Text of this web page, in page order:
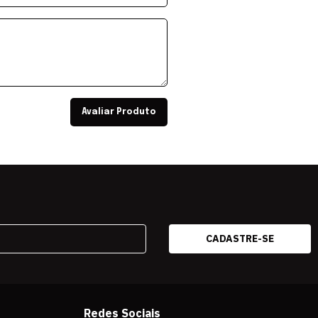
Avaliar Produto
Redes Sociais